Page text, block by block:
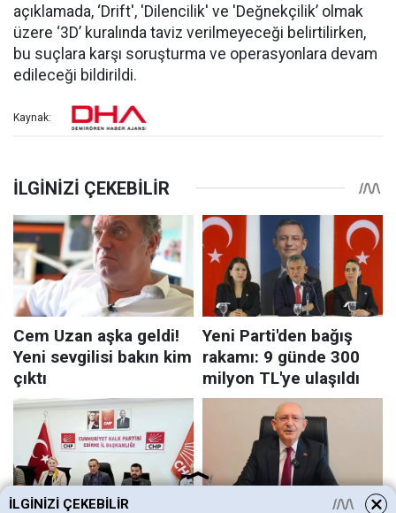
açıklamada, ‘Drift', 'Dilencilik' ve 'Değnekçilik’ olmak
üzere ‘3D’ kuralında taviz verilmeyeceği belirtilirken,
bu suçlara karşı soruşturma ve operasyonlara devam
edileceği bildirildi.
Kaynak:
İLGINIZI ÇEKEBILIR